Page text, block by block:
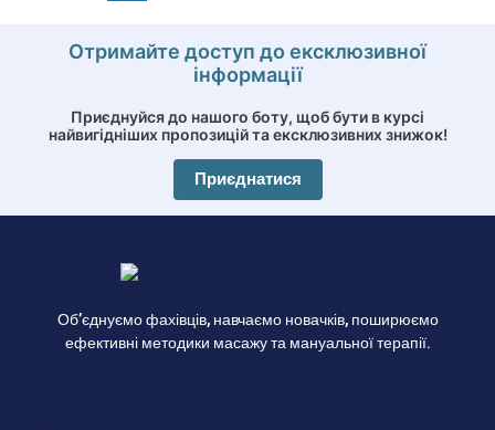
Отримайте доступ до ексклюзивної
інформації
Приєднуйся до нашого боту, щоб бути в курсі
найвигідніших пропозицій та ексклюзивних знижок!
Приєднатися
Об’єднуємо фахівців, навчаємо новачків, поширюємо
ефективні методики масажу та мануальної терапії.